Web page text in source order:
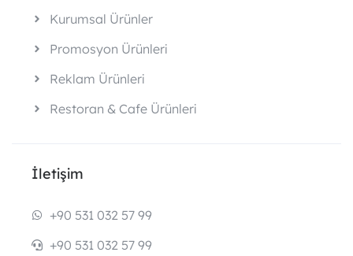
Kurumsal Ürünler
Promosyon Ürünleri
Reklam Ürünleri
Restoran & Cafe Ürünleri
İletişim
+90 531 032 57 99
+90 531 032 57 99